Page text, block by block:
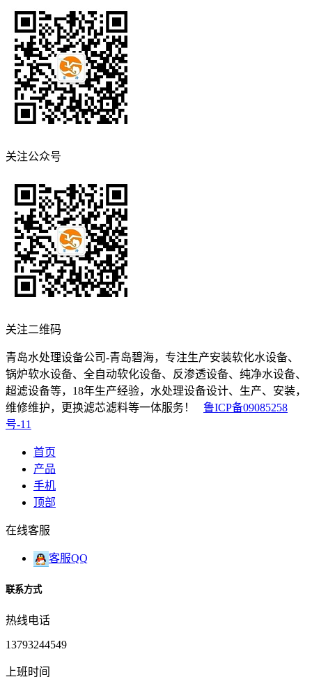
关注公众号
关注二维码
青岛水处理设备公司-青岛碧海，专注生产安装软化水设备、
锅炉软水设备、全自动软化设备、反渗透设备、纯净水设备、
超滤设备等，18年生产经验，水处理设备设计、生产、安装，
维修维护，更换滤芯滤料等一体服务！ 鲁ICP备09085258
号-11
首页
产品
手机
顶部
在线客服
客服QQ
联系方式
热线电话
13793244549
上班时间